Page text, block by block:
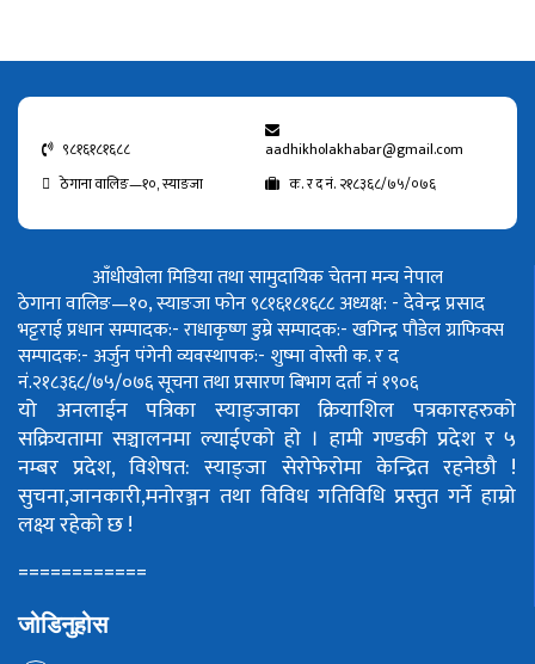
९८१६१८१६८८
aadhikholakhabar@gmail.com
ठेगाना वालिङ—१०, स्याङजा
क. र द नं. २१८३६८/७५/०७६
आँधीखोला मिडिया तथा सामुदायिक चेतना मन्च नेपाल
ठेगाना वालिङ—१०, स्याङजा फोन ९८१६१८१६८८अध्यक्ष: - देवेन्द्र प्रसाद
भट्टराईप्रधान सम्पादक:- राधाकृष्ण डुम्रेसम्पादक:- खगिन्द्र पौडेलग्राफिक्स
सम्पादक:- अर्जुन पंगेनीव्यवस्थापक:- शुष्मा वोस्तीक. र द
नं.२१८३६८/७५/०७६सूचना तथा प्रसारण बिभाग दर्ता नं १९०६
यो अनलाईन पत्रिका स्याङ्जाका क्रियाशिल पत्रकारहरुको
सक्रियतामा सञ्चालनमा ल्याईएको हो । हामी गण्डकी प्रदेश र ५
नम्बर प्रदेश, विशेषत: स्याङ्जा सेरोफेरोमा केन्द्रित रहनेछौ !
सुचना,जानकारी,मनोरञ्जन तथा विविध गतिविधि प्रस्तुत गर्ने हाम्रो
लक्ष्य रहेको छ !
============
जोडिनुहोस